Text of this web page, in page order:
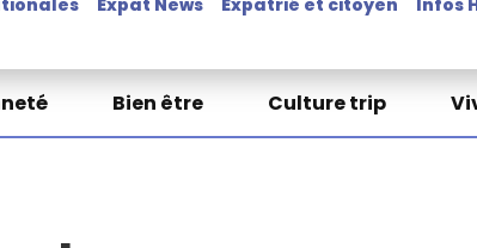
Bien être Culture trip